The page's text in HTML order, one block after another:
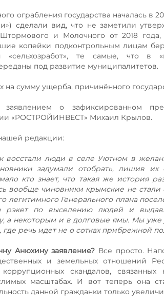
ограбления государства началась в
сделали вид, что не заметили
Штормового и Молочного от 2018
копейки подконтрольным лицам
«сельхозработ», те самые, что в
под развитие муниципалитетов.
на сумму ущерба, причинённого
о зафиксированном
«РОСТРОЙИНВЕСТ» Михаил Крылов.
редакции:
восстали люди в селе Уютном в
задумали отобрать, лишив их
кто знает, что такая же история
вообще чиновники крымские не
легитимного Генерального плана
рэкет по выселению людей и
а некоторым и в долговые ямы. Мы уже
где речь идет не о сотках прибрежной
Анюхину заявление? Все просто.
и земельных отношений
скандалов,
масштабах. И вот теперь она
данной гражданки только